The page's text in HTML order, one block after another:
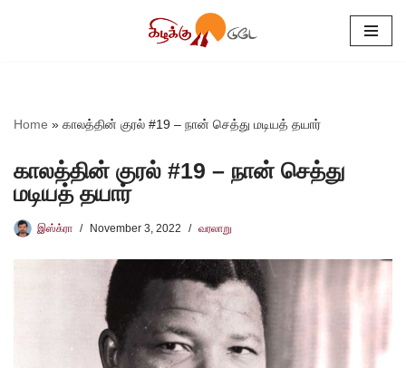
Home » காலத்தின் குரல் #19 – நான் செத்து மடியத் தயார்
காலத்தின் குரல் #19 – நான் செத்து
மடியத் தயார்
இஸ்க்ரா November 3, 2022 வரலாறு